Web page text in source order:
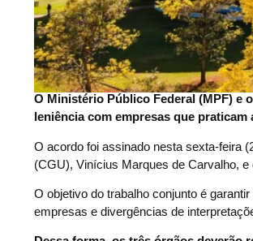
O Ministério Público Federal (MPF) e
leniência com empresas que praticam
O acordo foi assinado nesta sexta-feira
(CGU), Vinícius Marques de Carvalho,
O objetivo do trabalho conjunto é
empresas e divergências de